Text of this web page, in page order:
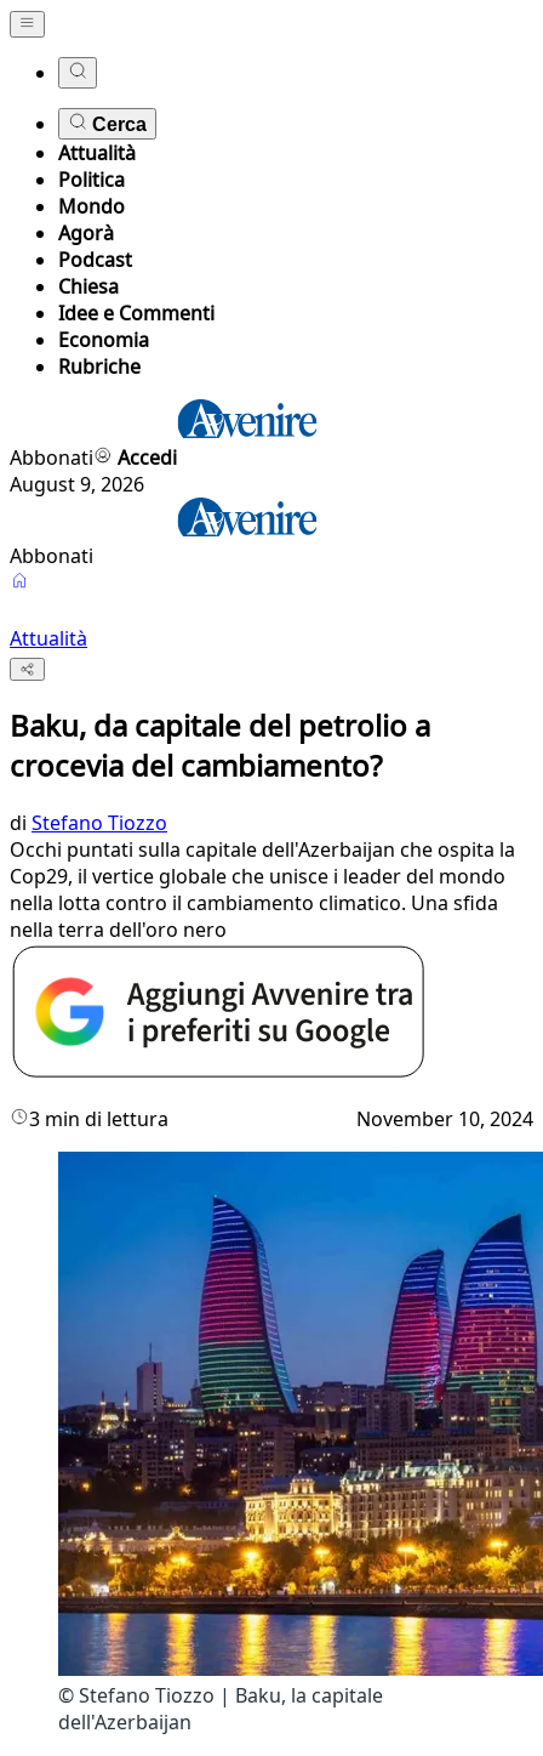
Cerca
Attualità
Politica
Mondo
Agorà
Podcast
Chiesa
Idee e Commenti
Economia
Rubriche
Abbonati
Accedi
August 9, 2026
Abbonati
Attualità
Baku, da capitale del petrolio a
crocevia del cambiamento?
di Stefano Tiozzo
Occhi puntati sulla capitale dell'Azerbaijan che ospita la
Cop29, il vertice globale che unisce i leader del mondo
nella lotta contro il cambiamento climatico. Una sfida
nella terra dell'oro nero
3 min di lettura November 10, 2024
© Stefano Tiozzo | Baku, la capitale
dell'Azerbaijan